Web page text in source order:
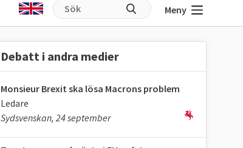
Meny
Debatt i andra medier
Monsieur Brexit ska lösa Macrons problem
Ledare
Sydsvenskan, 24 september